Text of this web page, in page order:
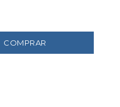
diseñado para la
de Citizen.
COMPRAR